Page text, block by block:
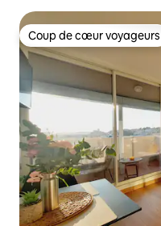
Coup de cœur voyageurs
Coup de cœur voyageurs